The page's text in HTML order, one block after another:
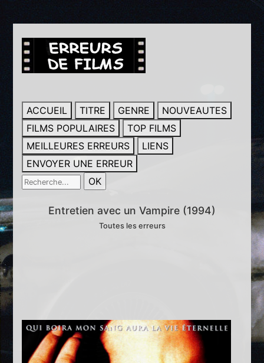
ACCUEIL TITRE GENRE
NOUVEAUTES
FILMS POPULAIRES
TOP FILMS
MEILLEURES ERREURS
LIENS
ENVOYER UNE ERREUR
Entretien avec un Vampire (1994)
Toutes les erreurs